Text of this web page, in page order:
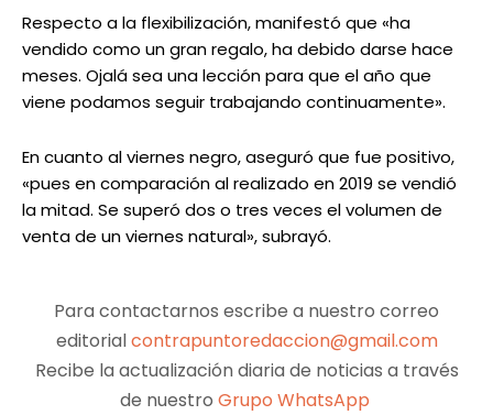
Respecto a la flexibilización, manifestó que «ha
vendido como un gran regalo, ha debido darse hace
meses. Ojalá sea una lección para que el año que
viene podamos seguir trabajando continuamente».
En cuanto al viernes negro, aseguró que fue positivo,
«pues en comparación al realizado en 2019 se vendió
la mitad. Se superó dos o tres veces el volumen de
venta de un viernes natural», subrayó.
Para contactarnos escribe a nuestro correo
editorialcontrapuntoredaccion@gmail.com
Recibe la actualización diaria de noticias a través
de nuestro Grupo WhatsApp